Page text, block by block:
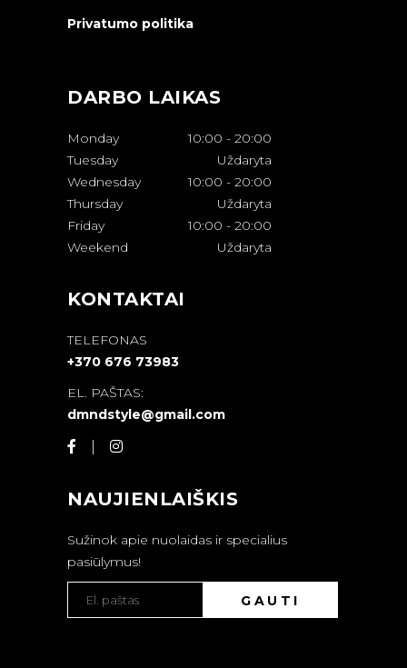
Privatumo politika
DARBO LAIKAS
Monday 10:00 - 20:00
Tuesday
Uždaryta
Wednesday
10:00 - 20:00
Thursday
Uždaryta
Friday
10:00 - 20:00
Weekend
Uždaryta
KONTAKTAI
TELEFONAS
+370 676 73983
EL. PAŠTAS:
dmndstyle@gmail.com
NAUJIENLAIŠKIS
Sužinok apie nuolaidas ir specialius
pasiūlymus!